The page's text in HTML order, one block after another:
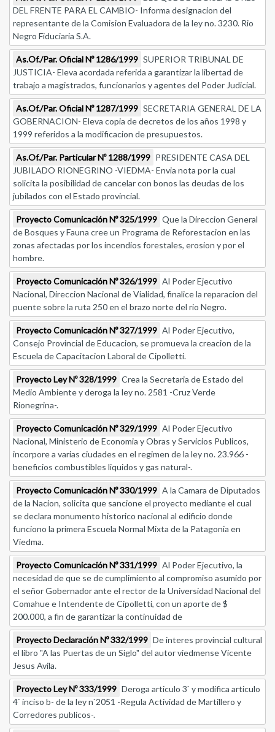
DEL FRENTE PARA EL CAMBIO- Informa designacion del
representante de la Comision Evaluadora de la ley no. 3230. Rio
Negro Fiduciaria S.A.
As.Of./Par. Oficial Nº 1286/1999 SUPERIOR TRIBUNAL DE
JUSTICIA- Eleva acordada referida a garantizar la libertad de
trabajo a magistrados, funcionarios y agentes del Poder Judicial.
As.Of./Par. Oficial Nº 1287/1999 SECRETARIA GENERAL DE LA
GOBERNACION- Eleva copia de decretos de los años 1998 y
1999 referidos a la modificacion de presupuestos.
As.Of./Par. Particular Nº 1288/1999 PRESIDENTE CASA DEL
JUBILADO RIONEGRINO -VIEDMA- Envia nota por la cual
solicita la posibilidad de cancelar con bonos las deudas de los
jubilados con el Estado provincial.
Proyecto Comunicación Nº 325/1999 Que la Direccion General
de Bosques y Fauna cree un Programa de Reforestacion en las
zonas afectadas por los incendios forestales, erosion y por el
hombre.
Proyecto Comunicación Nº 326/1999 Al Poder Ejecutivo
Nacional, Direccion Nacional de Vialidad, finalice la reparacion del
puente sobre la ruta 250 en el brazo norte del rio Negro.
Proyecto Comunicación Nº 327/1999 Al Poder Ejecutivo,
Consejo Provincial de Educacion, se promueva la creacion de la
Escuela de Capacitacion Laboral de Cipolletti.
Proyecto Ley Nº 328/1999 Crea la Secretaria de Estado del
Medio Ambiente y deroga la ley no. 2581 -Cruz Verde
Rionegrina-.
Proyecto Comunicación Nº 329/1999 Al Poder Ejecutivo
Nacional, Ministerio de Economia y Obras y Servicios Publicos,
incorpore a varias ciudades en el regimen de la ley no. 23.966 -
beneficios combustibles liquidos y gas natural-.
Proyecto Comunicación Nº 330/1999 A la Camara de Diputados
de la Nacion, solicita que sancione el proyecto mediante el cual
se declara monumento historico nacional al edificio donde
funciono la primera Escuela Normal Mixta de la Patagonia en
Viedma.
Proyecto Comunicación Nº 331/1999 Al Poder Ejecutivo, la
necesidad de que se de cumplimiento al compromiso asumido por
el señor Gobernador ante el rector de la Universidad Nacional del
Comahue e Intendente de Cipolletti, con un aporte de $
200.000, a fin de garantizar la continuidad de
Proyecto Declaración Nº 332/1999 De interes provincial cultural
el libro "A las Puertas de un Siglo" del autor viedmense Vicente
Jesus Avila.
Proyecto Ley Nº 333/1999 Deroga articulo 3` y modifica articulo
4` inciso b- de la ley n`2051 -Regula Actividad de Martillero y
Corredores publicos-.